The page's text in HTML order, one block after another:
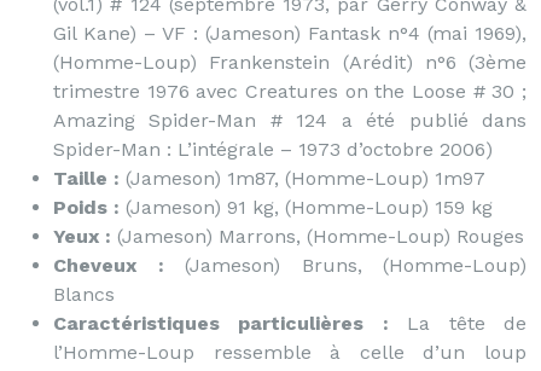
Gil Kane) – VF : (Jameson) Fantask n°4 (mai 1969),
(Homme-Loup) Frankenstein (Arédit) n°6 (3ème
trimestre 1976 avec Creatures on the Loose # 30 ;
Amazing Spider-Man # 124 a été publié dans
Spider-Man : L’intégrale – 1973 d’octobre 2006)
Taille : (Jameson) 1m87, (Homme-Loup) 1m97
Poids : (Jameson) 91 kg, (Homme-Loup) 159 kg
Yeux : (Jameson) Marrons, (Homme-Loup) Rouges
Cheveux : (Jameson) Bruns, (Homme-Loup)
Blancs
Caractéristiques particulières : La tête de
l’Homme-Loup ressemble à celle d’un loup